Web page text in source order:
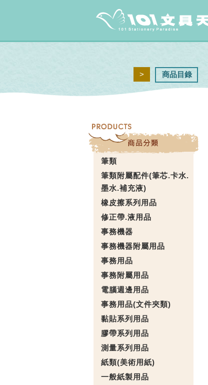
> 商品目錄
筆類
筆類附屬配件(筆芯.卡水.
墨水.補充液)
橡皮擦系列用品
修正帶.液用品
事務機器
事務機器附屬用品
事務用品
事務附屬用品
電腦週邊用品
事務用品(文件夾類)
黏貼系列用品
膠帶系列用品
測量系列用品
紙類(美術用紙)
一般紙製用品